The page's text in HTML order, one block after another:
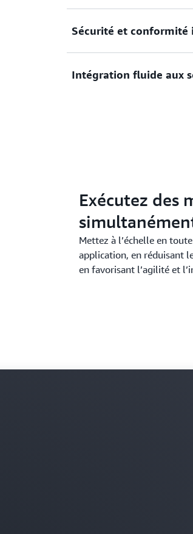
Mettez à l’échelle et
Sécurité et conformité
Répondez à vos
Intégration fluide aux
Exécutez des
Mettez à l’échelle en
application, en réduisant
en favorisant l’agilité et